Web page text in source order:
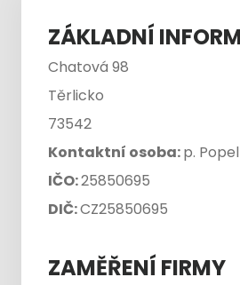
ZÁKLADNÍ
Chatová 98
Těrlicko
73542
Kontaktní osoba:p.
IČO:25850695
DIČ:CZ25850695
ZAMĚŘENÍ FIRMY